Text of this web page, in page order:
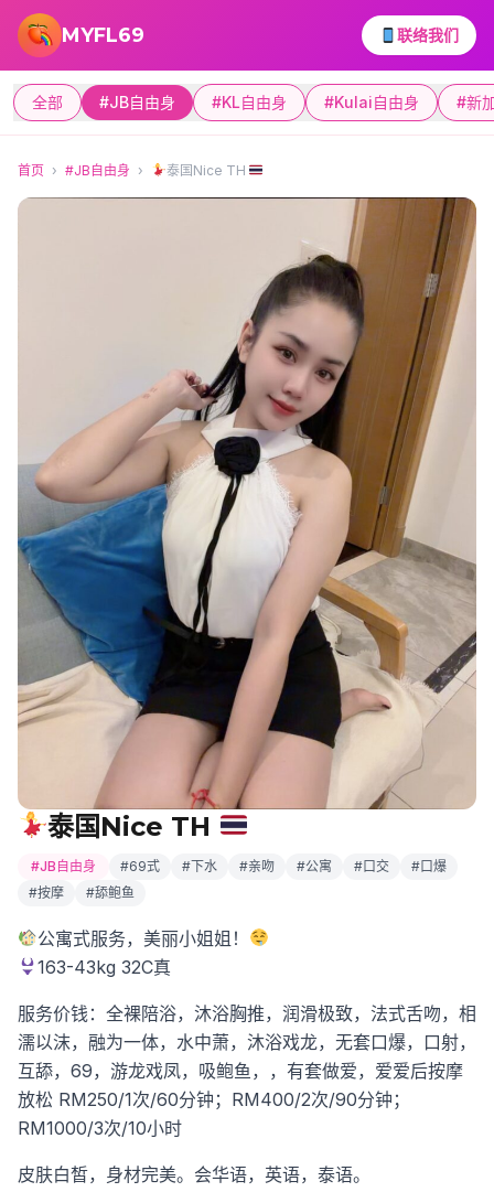
跳转到主要内容
MYFL69 联络我们
全部 #JB自由身 #KL自由身 #Kulai自由身 #新
首页 › #JB自由身 › 泰国Nice TH
泰国Nice TH
#JB自由身 #69式 #下水 #亲吻 #公寓 #口交
#口爆
#按摩
#舔鲍鱼
公寓式服务，美丽小姐姐！
163-43kg 32C真
服务价钱：全裸陪浴，沐浴胸推，润滑极致，法式舌吻，相
濡以沫，融为一体，水中萧，沐浴戏龙，无套口爆，口射，
互舔，69，游龙戏凤，吸鲍鱼，，有套做爱，爱爱后按摩
放松 RM250/1次/60分钟；RM400/2次/90分钟；
RM1000/3次/10小时
皮肤白皙，身材完美。会华语，英语，泰语。